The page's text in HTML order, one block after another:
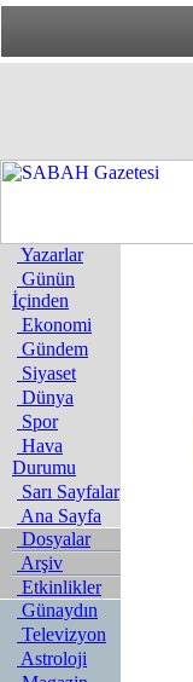
Yazarlar
Günün
İçinden
Ekonomi
Gündem
Siyaset
Dünya
Spor
Hava
Durumu
Sarı Sayfalar
Ana Sayfa
Dosyalar
Arşiv
Etkinlikler
Günaydın
Televizyon
Astroloji